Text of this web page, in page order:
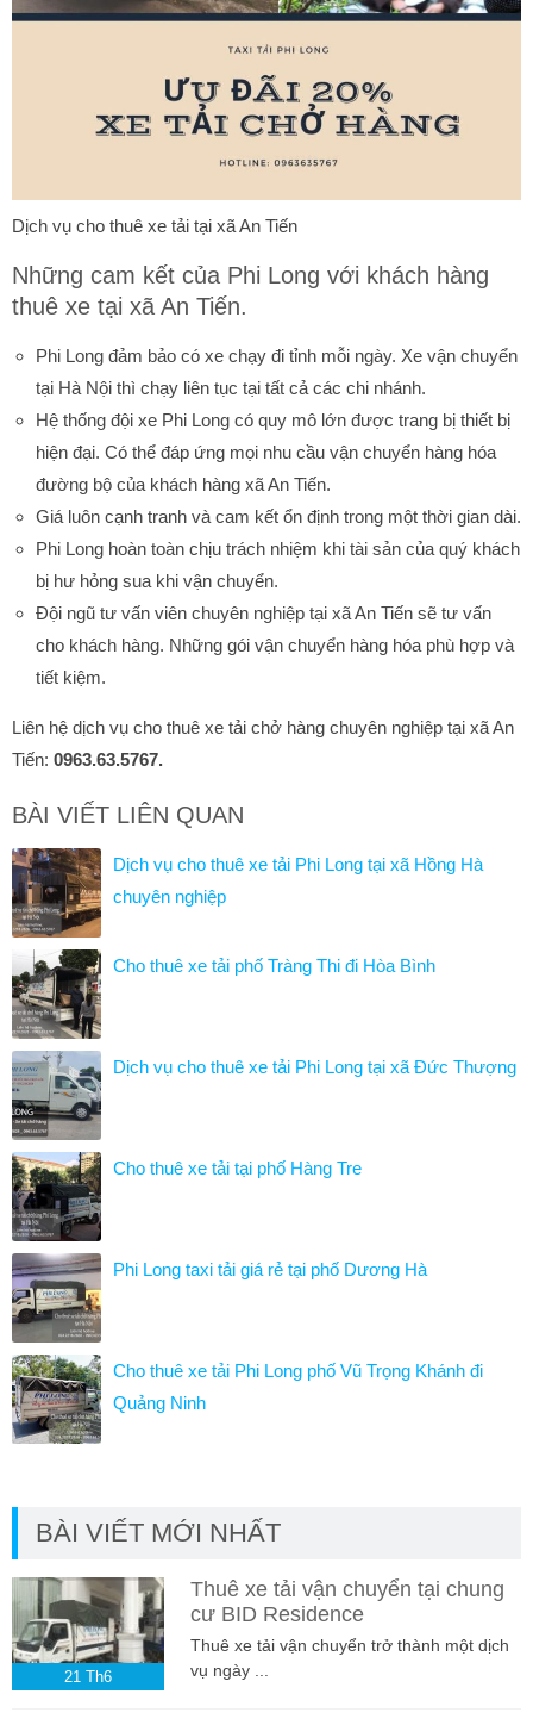
Dịch vụ cho thuê xe tải tại xã An Tiến
Những cam kết của Phi Long với khách hàng
thuê xe tại xã An Tiến.
Phi Long đảm bảo có xe chạy đi tỉnh mỗi ngày. Xe vận chuyển
tại Hà Nội thì chạy liên tục tại tất cả các chi nhánh.
Hệ thống đội xe Phi Long có quy mô lớn được trang bị thiết bị
hiện đại. Có thể đáp ứng mọi nhu cầu vận chuyển hàng hóa
đường bộ của khách hàng xã An Tiến.
Giá luôn cạnh tranh và cam kết ổn định trong một thời gian dài.
Phi Long hoàn toàn chịu trách nhiệm khi tài sản của quý khách
bị hư hỏng sua khi vận chuyển.
Đội ngũ tư vấn viên chuyên nghiệp tại xã An Tiến sẽ tư vấn
cho khách hàng. Những gói vận chuyển hàng hóa phù hợp và
tiết kiệm.
Liên hệ dịch vụ cho thuê xe tải chở hàng chuyên nghiệp tại xã An
Tiến: 0963.63.5767.
BÀI VIẾT LIÊN QUAN
Dịch vụ cho thuê xe tải Phi Long tại xã Hồng Hà
chuyên nghiệp
Cho thuê xe tải phố Tràng Thi đi Hòa Bình
Dịch vụ cho thuê xe tải Phi Long tại xã Đức Thượng
Cho thuê xe tải tại phố Hàng Tre
Phi Long taxi tải giá rẻ tại phố Dương Hà
Cho thuê xe tải Phi Long phố Vũ Trọng Khánh đi
Quảng Ninh
BÀI VIẾT MỚI NHẤT
21 Th6
Thuê xe tải vận chuyển tại chung
cư BID Residence
Thuê xe tải vận chuyển trở thành một dịch
vụ ngày ...